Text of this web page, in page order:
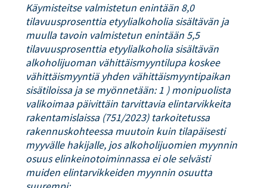
Käymisteitse valmistetun enintään 8,0
tilavuusprosenttia etyylialkoholia sisältävän ja
muulla tavoin valmistetun enintään 5,5
tilavuusprosenttia etyylialkoholia sisältävän
alkoholijuoman vähittäismyyntilupa koskee
vähittäismyyntiä yhden vähittäismyyntipaikan
sisätiloissa ja se myönnetään: 1 ) monipuolista
valikoimaa päivittäin tarvittavia elintarvikkeita
rakentamislaissa (751/2023) tarkoitetussa
rakennuskohteessa muutoin kuin tilapäisesti
myyvälle hakijalle, jos alkoholijuomien myynnin
osuus elinkeinotoiminnassa ei ole selvästi
muiden elintarvikkeiden myynnin osuutta